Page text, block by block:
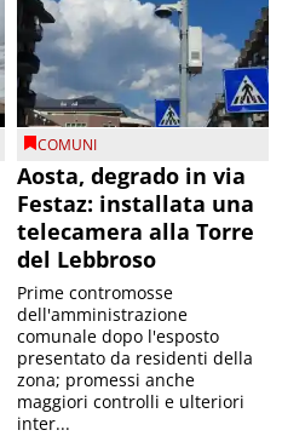
COMUNI
Aosta, degrado in via
Festaz: installata una
telecamera alla Torre
del Lebbroso
Prime contromosse
dell'amministrazione
comunale dopo l'esposto
presentato da residenti della
zona; promessi anche
maggiori controlli e ulteriori
inter...